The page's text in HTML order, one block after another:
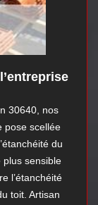
30640, nos
pose scellée
du
plus sensible
l’étanchéité
toit. Artisan